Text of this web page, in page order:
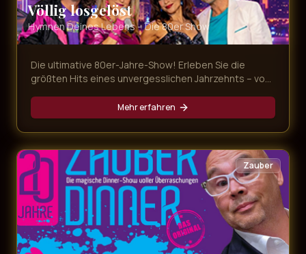
Völlig losgelöst
Hymnen Deines Lebens – Die 80er Show
Die ultimative 80er-Jahre-Show! Erleben Sie die
größten Hits eines unvergesslichen Jahrzehnts – von
Zeitreise in die Ära der Neonfarben und legendären
Popsongs.
Mehr erfahren
Zauber